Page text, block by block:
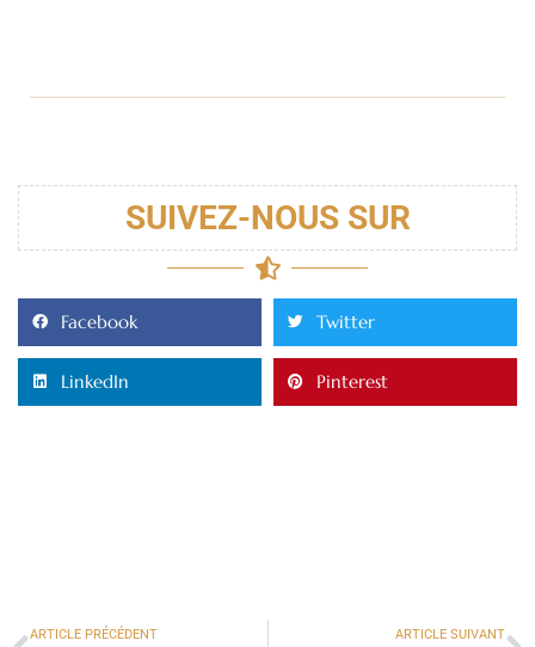
SUIVEZ-NOUS SUR
Facebook Twitter
LinkedIn Pinterest
ARTICLE PRÉCÉDENT ARTICLE SUIVANT